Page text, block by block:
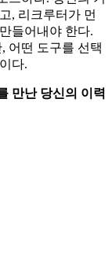
, 리크루터가 먼
들어내야 한다.
어떤 도구를 선택
다.
만난 당신의 이력